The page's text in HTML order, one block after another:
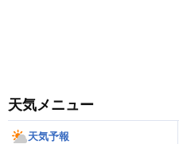
天気メニュー
天気予報